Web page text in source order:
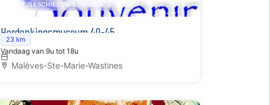
KUNST,GESCHIEDENIS (MUSEA..)
Herdenkingsmuseum 40-45
23 km
Vandaag van 9u tot 18u
Malèves-Ste-Marie-Wastines